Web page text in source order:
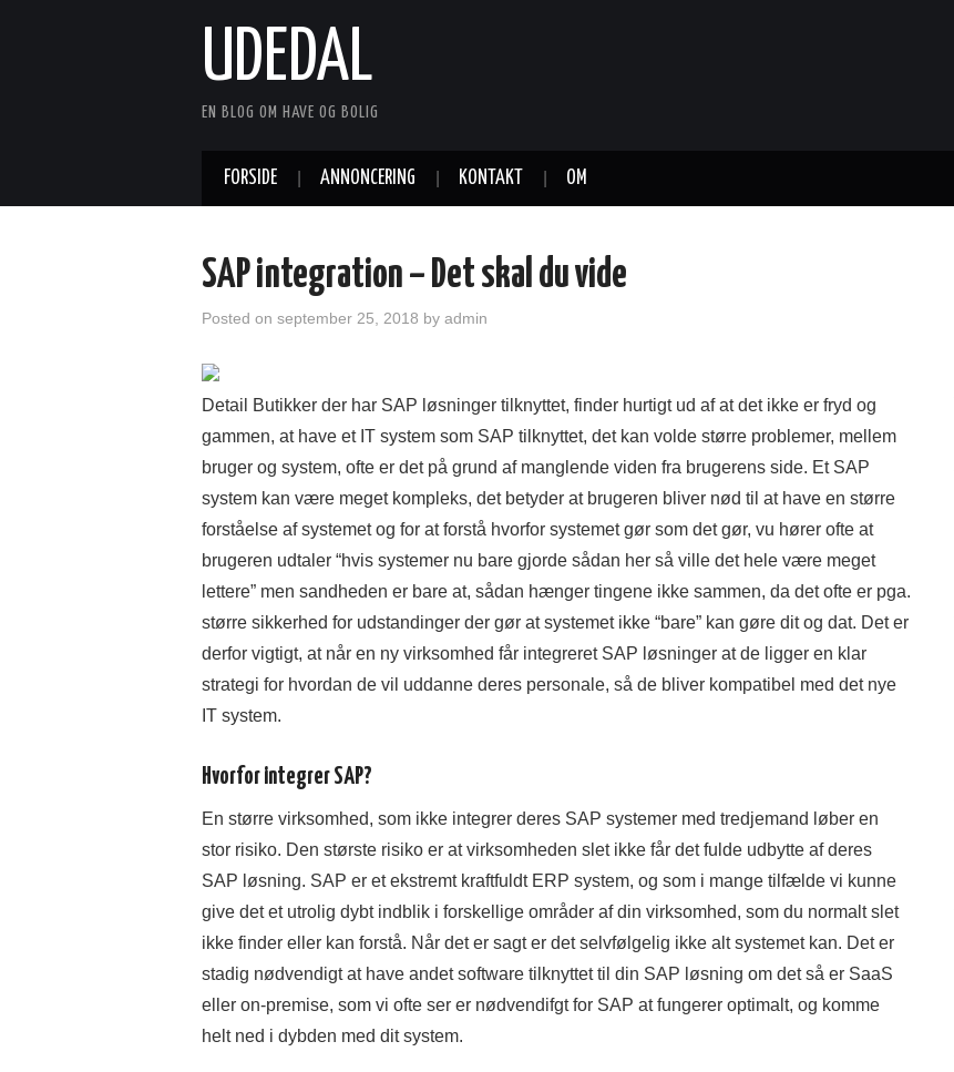
UDEDAL
EN BLOG OM HAVE OG BOLIG
FORSIDE ANNONCERING KONTAKT OM
SAP integration – Det skal du vide
Posted on september 25, 2018 by admin
Detail Butikker der har SAP løsninger tilknyttet, finder hurtigt ud af at det ikke er fryd og
gammen, at have et IT system som SAP tilknyttet, det kan volde større problemer, mellem
bruger og system, ofte er det på grund af manglende viden fra brugerens side. Et SAP
system kan være meget kompleks, det betyder at brugeren bliver nød til at have en større
forståelse af systemet og for at forstå hvorfor systemet gør som det gør, vu hører ofte at
brugeren udtaler “hvis systemer nu bare gjorde sådan her så ville det hele være meget
lettere” men sandheden er bare at, sådan hænger tingene ikke sammen, da det ofte er pga.
større sikkerhed for udstandinger der gør at systemet ikke “bare” kan gøre dit og dat. Det er
derfor vigtigt, at når en ny virksomhed får integreret SAP løsninger at de ligger en klar
strategi for hvordan de vil uddanne deres personale, så de bliver kompatibel med det nye
IT system.
Hvorfor integrer SAP?
En større virksomhed, som ikke integrer deres SAP systemer med tredjemand løber en
stor risiko. Den største risiko er at virksomheden slet ikke får det fulde udbytte af deres
SAP løsning. SAP er et ekstremt kraftfuldt ERP system, og som i mange tilfælde vi kunne
give det et utrolig dybt indblik i forskellige områder af din virksomhed, som du normalt slet
ikke finder eller kan forstå. Når det er sagt er det selvfølgelig ikke alt systemet kan. Det er
stadig nødvendigt at have andet software tilknyttet til din SAP løsning om det så er SaaS
eller on-premise, som vi ofte ser er nødvendifgt for SAP at fungerer optimalt, og komme
helt ned i dybden med dit system.